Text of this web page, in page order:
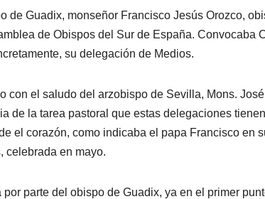
de Guadix, monseñor Francisco Jesús Orozco,
de Obispos del Sur de España. Convocaba
su delegación de Medios.
con el saludo del arzobispo de Sevilla, Mons.
de la tarea pastoral que estas delegaciones
el corazón, como indicaba el papa Francisco en
celebrada en mayo.
parte del obispo de Guadix, ya en el primer